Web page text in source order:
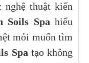
thuật kiến
Soils Spa hiểu
mỏi muốn tìm
Spa tạo không